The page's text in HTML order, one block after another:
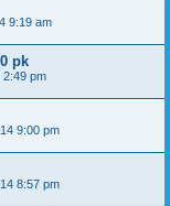
9:19 am
pk
2:49 pm
9:00 pm
8:57 pm